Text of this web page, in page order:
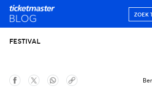
ZOEK
FESTIVAL